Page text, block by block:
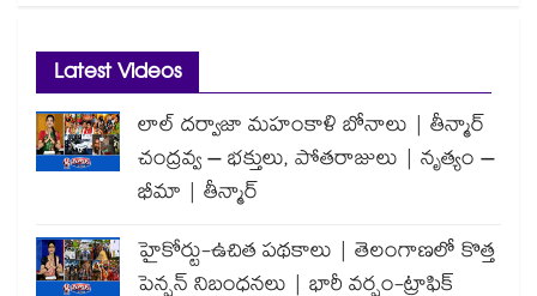
Latest Videos
లాల్ దర్వాజా మహంకాళి బోనాలు | తీన్మార్
చంద్రవ్వ – భక్తులు, పోతరాజులు | నృత్యం –
భీమా | తీన్మార్
హైకోర్టు-ఉచిత పథకాలు | తెలంగాణలో కొత్త
పెన్షన్ నిబంధనలు | భారీ వర్షం-ట్రాఫిక్